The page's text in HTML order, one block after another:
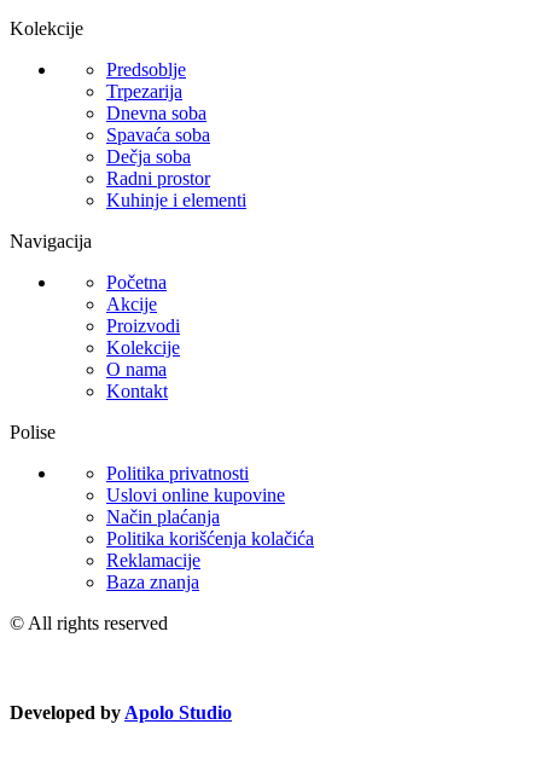
Kolekcije
Predsoblje
Trpezarija
Dnevna soba
Spavaća soba
Dečja soba
Radni prostor
Kuhinje i elementi
Navigacija
Početna
Akcije
Proizvodi
Kolekcije
O nama
Kontakt
Polise
Politika privatnosti
Uslovi online kupovine
Način plaćanja
Politika korišćenja kolačića
Reklamacije
Baza znanja
© All rights reserved
Developed by Apolo Studio